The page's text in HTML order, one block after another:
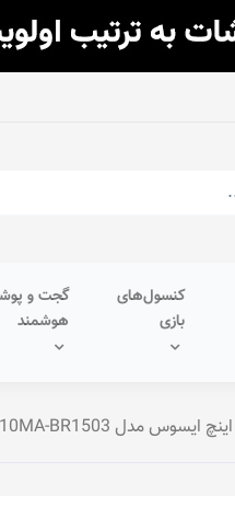
کنسول‌های
بازی
گجت و
هوشمند